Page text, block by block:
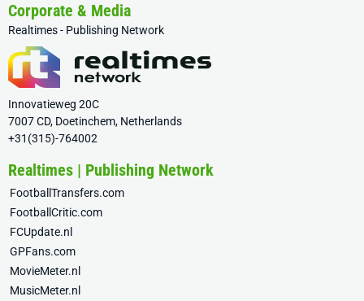
Corporate & Media
Realtimes - Publishing Network
Innovatieweg 20C
7007 CD, Doetinchem, Netherlands
+31(315)-764002
Realtimes | Publishing Network
FootballTransfers.com
FootballCritic.com
FCUpdate.nl
GPFans.com
MovieMeter.nl
MusicMeter.nl